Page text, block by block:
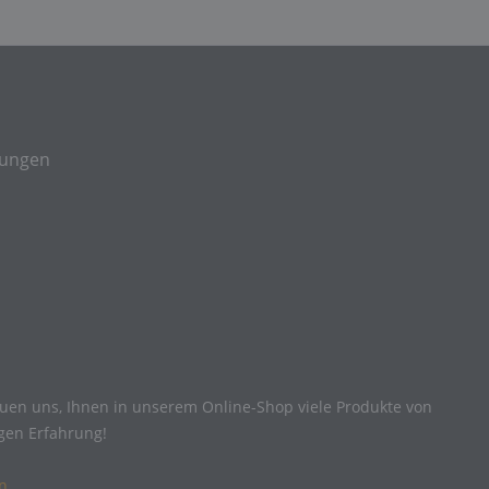
uns, Ihnen in unserem Online-Shop viele Produkte von
Erfahrung!